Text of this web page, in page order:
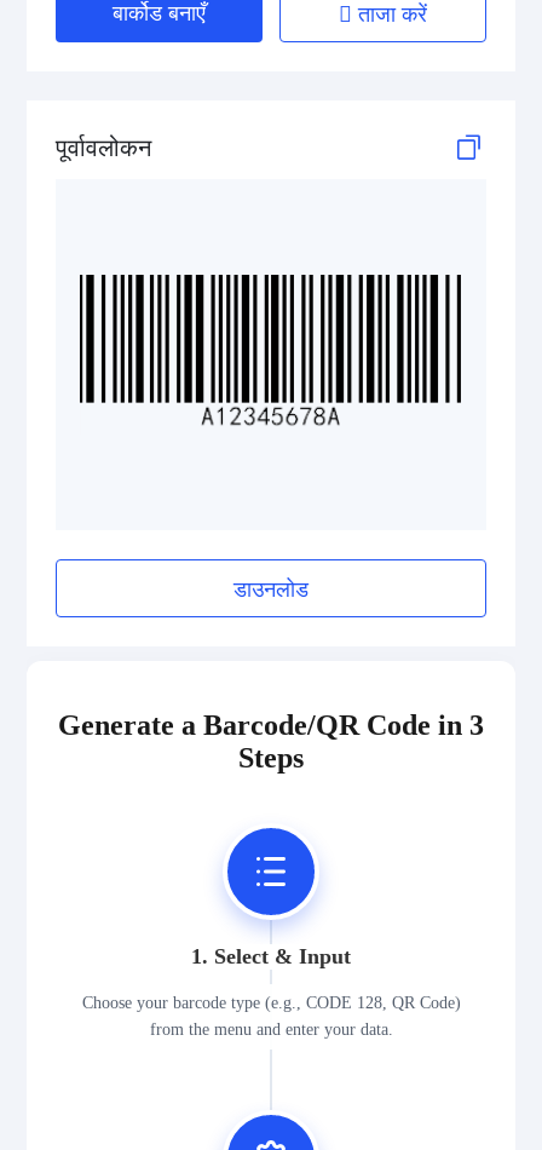
Telepen
LOGMARS
GS1 2D Codes
बार्कोड बनाएँ ताजा करें
पूर्वावलोकन
डाउनलोड
Generate a Barcode/QR Code in 3
Steps
1. Select & Input
Choose your barcode type (e.g., CODE 128, QR Code)
from the menu and enter your data.